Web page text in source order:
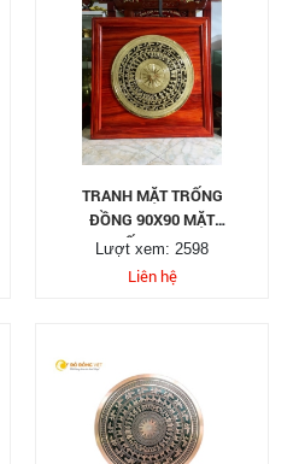
TRANH MẶT TRỐNG
ĐỒNG 90X90 MẶT
TRỐNG 60CM
Lượt xem: 2598
Liên hệ